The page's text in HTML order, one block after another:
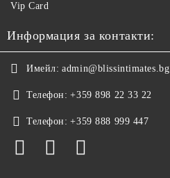
Vip Card
Информация за контакти:
Имейл: admin@blissintimates.bg
Телефон: +359 898 22 33 22
Телефон: +359 888 999 447